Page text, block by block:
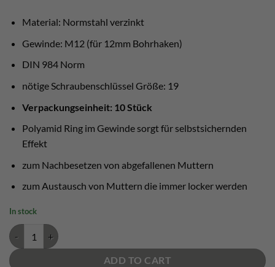
Material: Normstahl verzinkt
Gewinde: M12 (für 12mm Bohrhaken)
DIN 984 Norm
nötige Schraubenschlüssel Größe: 19
Verpackungseinheit: 10 Stück
Polyamid Ring im Gewinde sorgt für selbstsichernden
Effekt
zum Nachbesetzen von abgefallenen Muttern
zum Austausch von Muttern die immer locker werden
In stock
Selbstsichernde Mutter M12 verzinkt quantity
ADD TO CART